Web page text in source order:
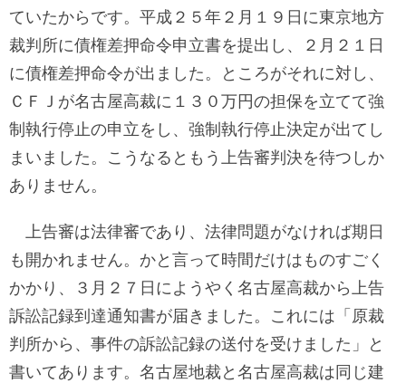
ていたからです。平成２５年２月１９日に東京地方
裁判所に債権差押命令申立書を提出し、２月２１日
に債権差押命令が出ました。ところがそれに対し、
ＣＦＪが名古屋高裁に１３０万円の担保を立てて強
制執行停止の申立をし、強制執行停止決定が出てし
まいました。こうなるともう上告審判決を待つしか
ありません。
上告審は法律審であり、法律問題がなければ期日
も開かれません。かと言って時間だけはものすごく
かかり、３月２７日にようやく名古屋高裁から上告
訴訟記録到達通知書が届きました。これには「原裁
判所から、事件の訴訟記録の送付を受けました」と
書いてあります。名古屋地裁と名古屋高裁は同じ建